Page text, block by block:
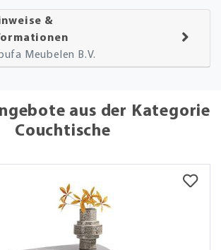
&
Meubelen B.V.
aus der Kategorie
Couchtische